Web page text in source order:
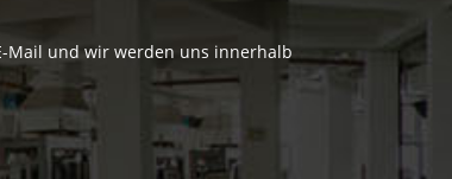
Mail und wir werden uns innerhalb